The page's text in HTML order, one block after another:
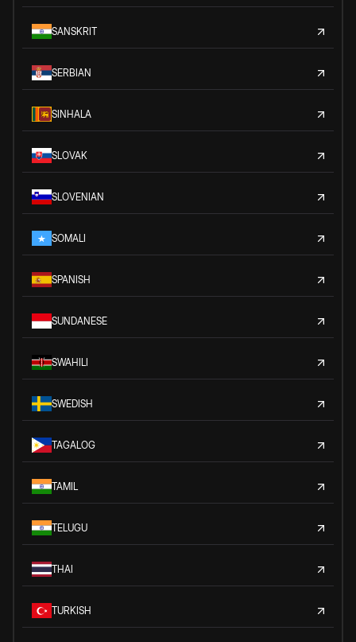
SANSKRIT
SERBIAN
SINHALA
SLOVAK
SLOVENIAN
SOMALI
SPANISH
SUNDANESE
SWAHILI
SWEDISH
TAGALOG
TAMIL
TELUGU
THAI
TURKISH